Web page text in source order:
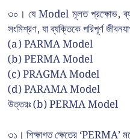
৩০। যে Model মূলত প্রক্ষোভ,
সংমিশ্রণ, যা ব্যক্তিকে পরিপূর্ণ
(a) PARMA Model
(b) PERMA Model
(c) PRAGMA Model
(d) PARAMA Model
উত্তরঃ (b) PERMA Model
৩১। শিক্ষাগত ক্ষেত্রে ‘PERMA’